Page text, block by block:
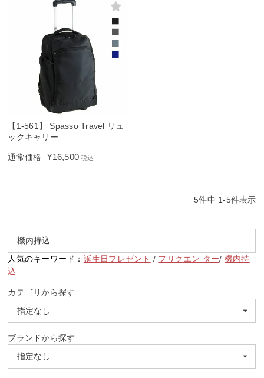
人気のキーワード： 誕生日プレゼント / フリクエン ター/ 機内持
込
カテゴリから探す
ブランドから探す
【1-561】 Spasso Travel リュ
ックキャリー
通常価格 ¥16,500 税込
5件中 1-5件表示